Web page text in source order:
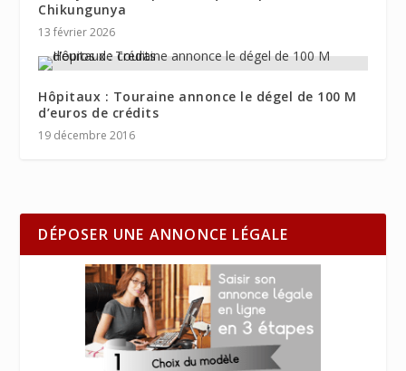
Chikungunya
13 février 2026
Hôpitaux : Touraine annonce le dégel de 100 M
d’euros de crédits
19 décembre 2016
DÉPOSER UNE ANNONCE LÉGALE